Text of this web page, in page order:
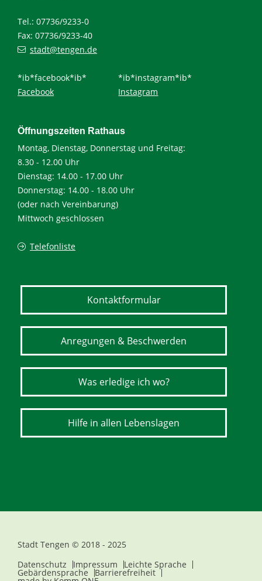
Tel.: 07736/9233-0
Fax: 07736/9233-40
stadt@tengen.de
*ib*facebook*ib*
Facebook
*ib*instagram*ib*
Instagram
Öffnungszeiten Rathaus
Montag, Dienstag, Donnerstag und Freitag:
8.30 - 12.00 Uhr
Dienstag: 14.00 - 17.00 Uhr
Donnerstag: 14.00 - 18.00 Uhr
(oder nach Vereinbarung)
Mittwoch geschlossen
Telefonliste
Kontaktformular
Anregungen & Beschwerden
Was erledige ich wo?
Hilfe in allen Lebenslagen
Stadt Tengen © 2018 - 2025
Datenschutz
Impressum Leichte Sprache
Gebärdensprache Barrierefreiheit